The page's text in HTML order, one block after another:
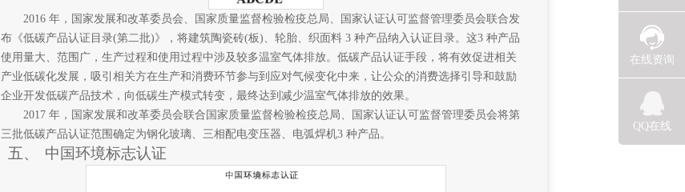
2016 年，国家发展和改革委员会、国家质量监督检验检疫总局、国家认证认可监督管理委员会联合发
布《低碳产品认证目录(第二批)》，将建筑陶瓷砖(板)、轮胎、织面料 3 种产品纳入认证目录。这3 种产品
使用量大、范围广，生产过程和使用过程中涉及较多温室气体排放。低碳产品认证手段，将有效促进相关
产业低碳化发展，吸引相关方在生产和消费环节参与到应对气候变化中来，让公众的消费选择引导和鼓励
企业开发低碳产品技术，向低碳生产模式转变，最终达到减少温室气体排放的效果。
2017 年，国家发展和改革委员会联合国家质量监督检验检疫总局、国家认证认可监督管理委员会将第
三批低碳产品认证范围确定为钢化玻璃、三相配电变压器、电弧焊机3 种产品。
五、 中国环境标志认证
在线资询
QQ在线